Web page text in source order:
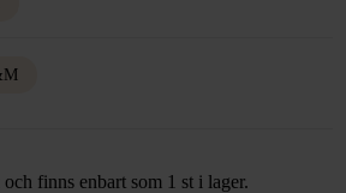
finns enbart som 1 st i lager.